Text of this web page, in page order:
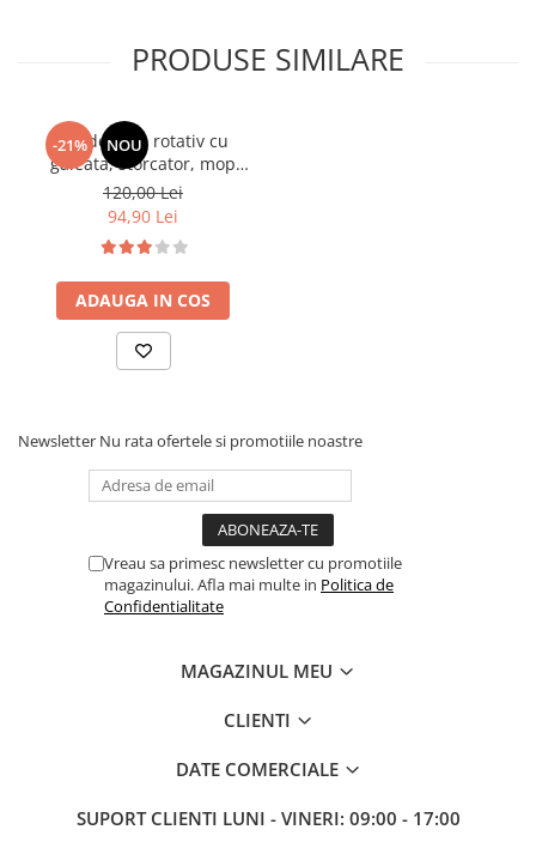
PRODUSE SIMILARE
-21% NOU
Set de mop rotativ cu
galeata, storcator, mop
rotund cu microfibra, 2
lavete incluse, Gri / Alb
120,00 Lei
94,90 Lei
ADAUGA IN COS
Newsletter Nu rata ofertele si promotiile noastre
Vreau sa primesc newsletter cu promotiile
magazinului. Afla mai multe in Politica de
Confidentialitate
MAGAZINUL MEU
CLIENTI
DATE COMERCIALE
SUPORT CLIENTI LUNI - VINERI: 09:00 - 17:00